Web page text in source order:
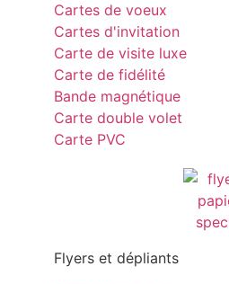
Cartes de voeux
Cartes d'invitation
Carte de visite luxe
Carte de fidélité
Bande magnétique
Carte double volet
Carte PVC
Flyers et dépliants